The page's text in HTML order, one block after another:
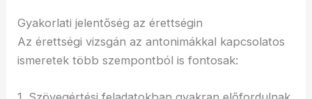
Gyakorlati jelentőség az érettségin
Az érettségi vizsgán az antonimákkal kapcsolatos
ismeretek több szempontból is fontosak: